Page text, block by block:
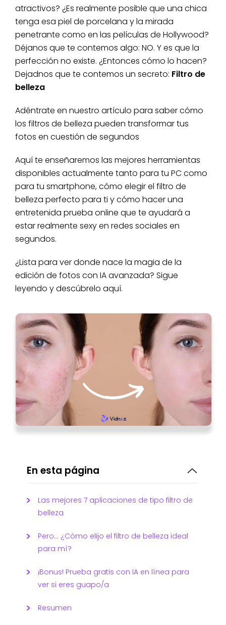
atractivos? ¿Es realmente posible que una chica
tenga esa piel de porcelana y la mirada
penetrante como en las películas de Hollywood?
Déjanos que te contemos algo: NO. Y es que la
perfección no existe. ¿Entonces cómo lo hacen?
Dejadnos que te contemos un secreto: Filtro de
belleza
Adéntrate en nuestro artículo para saber cómo
los filtros de belleza pueden transformar tus
fotos en cuestión de segundos
Aquí te enseñaremos las mejores herramientas
disponibles actualmente tanto para tu PC como
para tu smartphone, cómo elegir el filtro de
belleza perfecto para ti y cómo hacer una
entretenida prueba online que te ayudará a
estar realmente sexy en redes sociales en
segundos.
¿Lista para ver donde nace la magia de la
edición de fotos con IA avanzada? Sigue
leyendo y descúbrelo aquí.
En esta página
Las mejores 7 aplicaciones de tipo filtro de
belleza
Pero… ¿Cómo elijo el filtro de belleza ideal
para mí?
¡Bonus! Prueba gratis con IA en línea para
ver si eres guapo/a
Resumen